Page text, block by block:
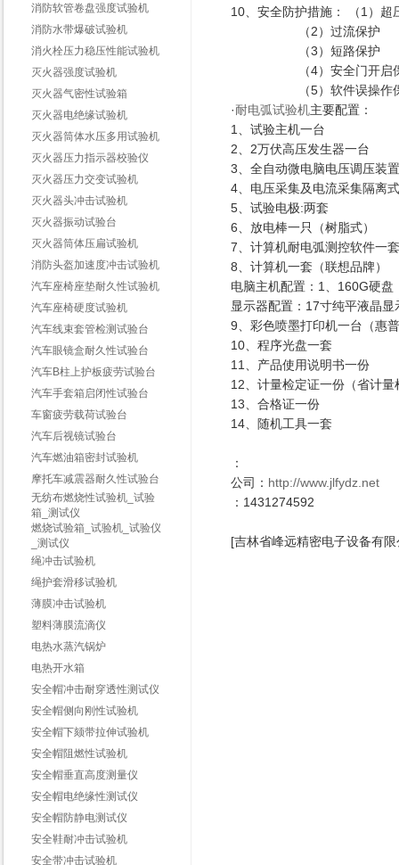
消防软管卷盘强度试验机
消防水带爆破试验机
消火栓压力稳压性能试验机
灭火器强度试验机
灭火器气密性试验箱
灭火器电绝缘试验机
灭火器筒体水压多用试验机
灭火器压力指示器校验仪
灭火器压力交变试验机
灭火器头冲击试验机
灭火器振动试验台
灭火器筒体压扁试验机
消防头盔加速度冲击试验机
汽车座椅座垫耐久性试验机
汽车座椅硬度试验机
汽车线束套管检测试验台
汽车眼镜盒耐久性试验台
汽车B柱上护板疲劳试验台
汽车手套箱启闭性试验台
车窗疲劳载荷试验台
汽车后视镜试验台
汽车燃油箱密封试验机
摩托车减震器耐久性试验台
无纺布燃烧性试验机_试验
箱_测试仪
燃烧试验箱_试验机_试验仪
_测试仪
绳冲击试验机
绳护套滑移试验机
薄膜冲击试验机
塑料薄膜流滴仪
电热水蒸汽锅炉
电热开水箱
安全帽冲击耐穿透性测试仪
安全帽侧向刚性试验机
安全帽下颏带拉伸试验机
安全帽阻燃性试验机
安全帽垂直高度测量仪
安全帽电绝缘性测试仪
安全帽防静电测试仪
安全鞋耐冲击试验机
安全带冲击试验机
10、安全防护措施： （1）超
（2）过流保护
（3）短路保护
（4）安全门开启
（5）软件误操作
·耐电弧试验机主要配置：
1、试验主机一台
2、2万伏高压发生器一台
3、全自动微电脑电压调压装
4、电压采集及电流采集隔离
5、试验电极:两套
6、放电棒一只（树脂式）
7、计算机耐电弧测控软件一套
8、计算机一套（联想品牌）
电脑主机配置：1、160G硬
显示器配置：17寸纯平液晶显
9、彩色喷墨打印机一台（惠
10、程序光盘一套
11、产品使用说明书一份
12、计量检定证一份（省计量
13、合格证一份
14、随机工具一套
：
公司： http://www.jlfydz.net
：1431274592
[吉林省峰远精密电子设备有